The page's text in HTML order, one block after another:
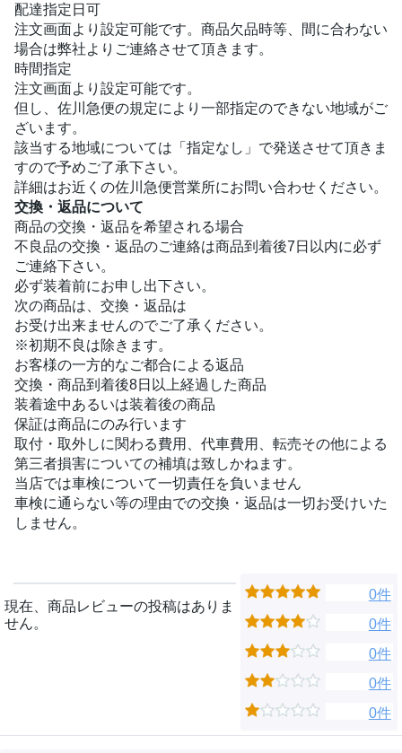
配達指定日可
注文画面より設定可能です。商品欠品時等、間に合わない
場合は弊社よりご連絡させて頂きます。
時間指定
注文画面より設定可能です。
但し、佐川急便の規定により一部指定のできない地域がご
ざいます。
該当する地域については「指定なし」で発送させて頂きま
すので予めご了承下さい。
詳細はお近くの佐川急便営業所にお問い合わせください。
交換・返品について
商品の交換・返品を希望される場合
不良品の交換・返品のご連絡は商品到着後7日以内に必ず
ご連絡下さい。
必ず装着前にお申し出下さい。
次の商品は、交換・返品は
お受け出来ませんのでご了承ください。
※初期不良は除きます。
お客様の一方的なご都合による返品
交換・商品到着後8日以上経過した商品
装着途中あるいは装着後の商品
保証は商品にのみ行います
取付・取外しに関わる費用、代車費用、転売その他による
第三者損害についての補填は致しかねます。
当店では車検について一切責任を負いません
車検に通らない等の理由での交換・返品は一切お受けいた
しません。
現在、商品レビューの投稿はありま
せん。
0件
0件
0件
0件
0件